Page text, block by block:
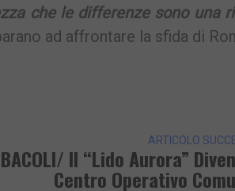
che le differenze sono una
ad affrontare la sfida di
ARTICOLO
BACOLI/ Il “Lido Aurora”
Centro Operativo